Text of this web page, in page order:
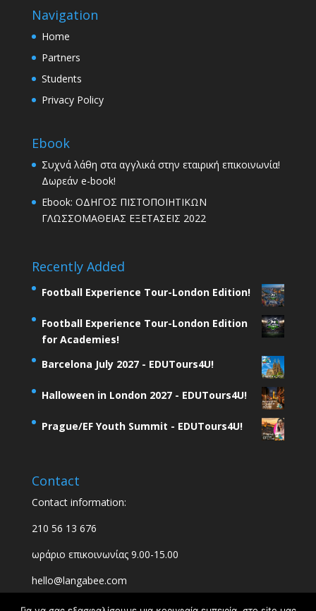
Navigation
Home
Partners
Students
Privacy Policy
Ebook
Συχνά λάθη στα αγγλικά στην εταιρική επικοινωνία!
Δωρεάν e-book!
Ebook: ΟΔΗΓΟΣ ΠΙΣΤΟΠΟΙΗΤΙΚΩΝ
ΓΛΩΣΣΟΜΑΘΕΙΑΣ ΕΞΕΤΑΣΕΙΣ 2022
Recently Added
Football Experience Tour-London Edition!
Football Experience Tour-London Edition
for Academies!
Barcelona July 2027 - EDUTours4U!
Halloween in London 2027 - EDUTours4U!
Prague/EF Youth Summit - EDUTours4U!
Contact
Contact information:
210 56 13 676
ωράριο επικοινωνίας 9.00-15.00
hello@langabee.com